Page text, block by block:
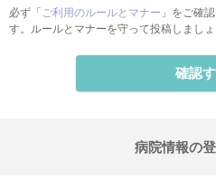
必ず「 ご利用のルールとマナー 」をご確
す。ルールとマナーを守って投稿しましょ
確認
病院情報の